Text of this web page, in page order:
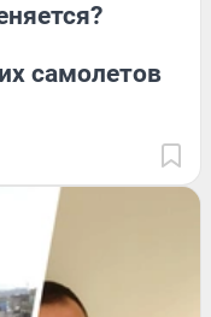
самолетов